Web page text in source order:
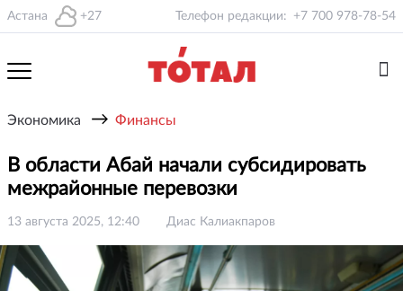
Астана +27 Телефон редакции: +7 700 978-78-54
Экономика → Финансы
В области Абай начали субсидировать
межрайонные перевозки
13 августа 2025, 12:40 Диас Калиакпаров